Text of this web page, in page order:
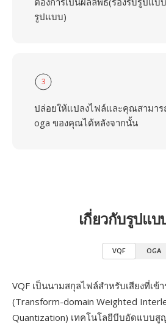
รูปแบบ)
3
ปล่อยให้แปลงไฟล์และคุณสามา
oga ของคุณได้หลังจากนั้น
เกี่ยวกับรูปแ
VQF OGA
VQF เป็นนามสกุลไฟล์สำหรับเสียงที่เข้
(Transform-domain Weighted
Quantization) เทคโนโลยีบีบอัดแบบ